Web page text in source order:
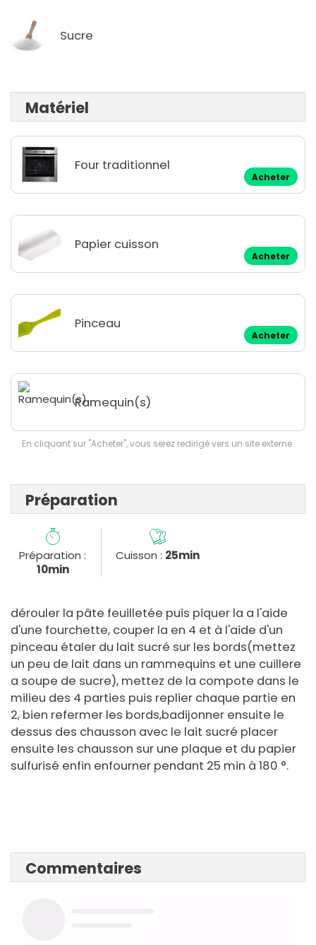
Sucre
Matériel
Four traditionnel
Acheter
Papier cuisson
Acheter
Pinceau
Acheter
Ramequin(s)
En cliquant sur "Acheter", vous serez redirigé vers un site externe.
Préparation
Préparation :
10min
Cuisson : 25min
dérouler la pâte feuilletée puis piquer la a l'aide
d'une fourchette, couper la en 4 et à l'aide d'un
pinceau étaler du lait sucré sur les bords(mettez
un peu de lait dans un rammequins et une cuillere
a soupe de sucre), mettez de la compote dans le
milieu des 4 parties puis replier chaque partie en
2, bien refermer les bords,badijonner ensuite le
dessus des chausson avec le lait sucré placer
ensuite les chausson sur une plaque et du papier
sulfurisé enfin enfourner pendant 25 min à 180 °.
Commentaires